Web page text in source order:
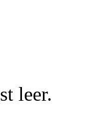
leer.